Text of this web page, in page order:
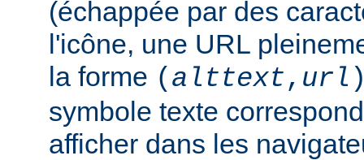
(échappée par des
l'icône, une URL
la forme ( alttext, url
symbole texte
afficher dans les